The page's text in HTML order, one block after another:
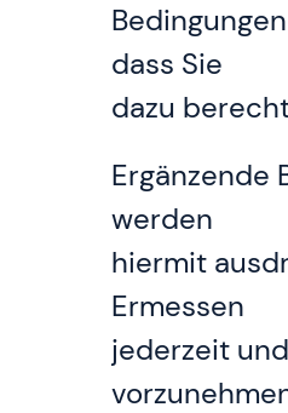
dass Sie
dazu
Ergänzende
werden
hiermit
Ermessen
jederzeit